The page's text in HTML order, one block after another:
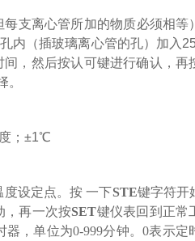
支离心管所加的物质必须相等
内（插玻璃离心管的孔）加入
，然后按认可键进行确认，再
；±1℃
设定点。按 一下STE键字符开
，再一次按SET键仪表回到正常
器，单位为0-999分钟。0表示定